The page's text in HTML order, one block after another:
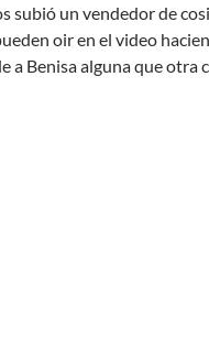
subió un vendedor de
oir en el video
a Benisa alguna que otra